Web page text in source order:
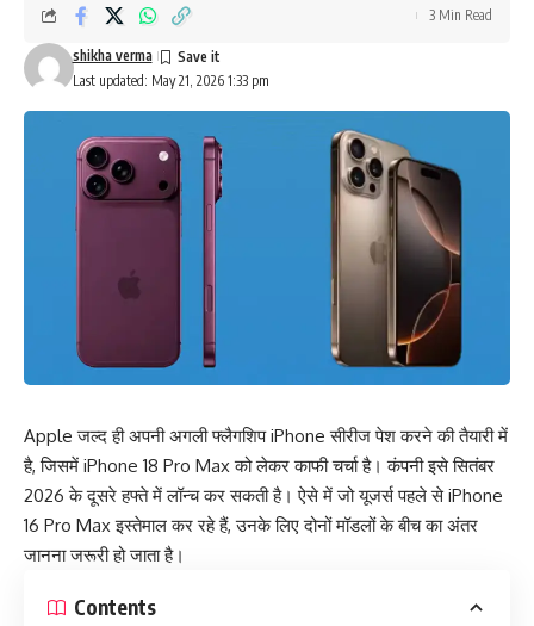
Last updated: May 21, 2026 1:33 pm
shikha verma
3 Min Read
Apple जल्द ही अपनी अगली फ्लैगशिप iPhone सीरीज पेश करने की तैयारी में
है, जिसमें iPhone 18 Pro Max को लेकर काफी चर्चा है। कंपनी इसे सितंबर
2026 के दूसरे हफ्ते में लॉन्च कर सकती है। ऐसे में जो यूजर्स पहले से iPhone
16 Pro Max इस्तेमाल कर रहे हैं, उनके लिए दोनों मॉडलों के बीच का अंतर
जानना जरूरी हो जाता है।
Contents